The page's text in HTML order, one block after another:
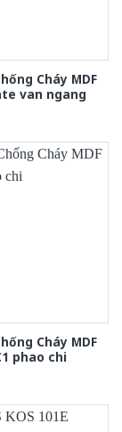
Cháy MDF
van ngang
Cháy MDF
phao chi